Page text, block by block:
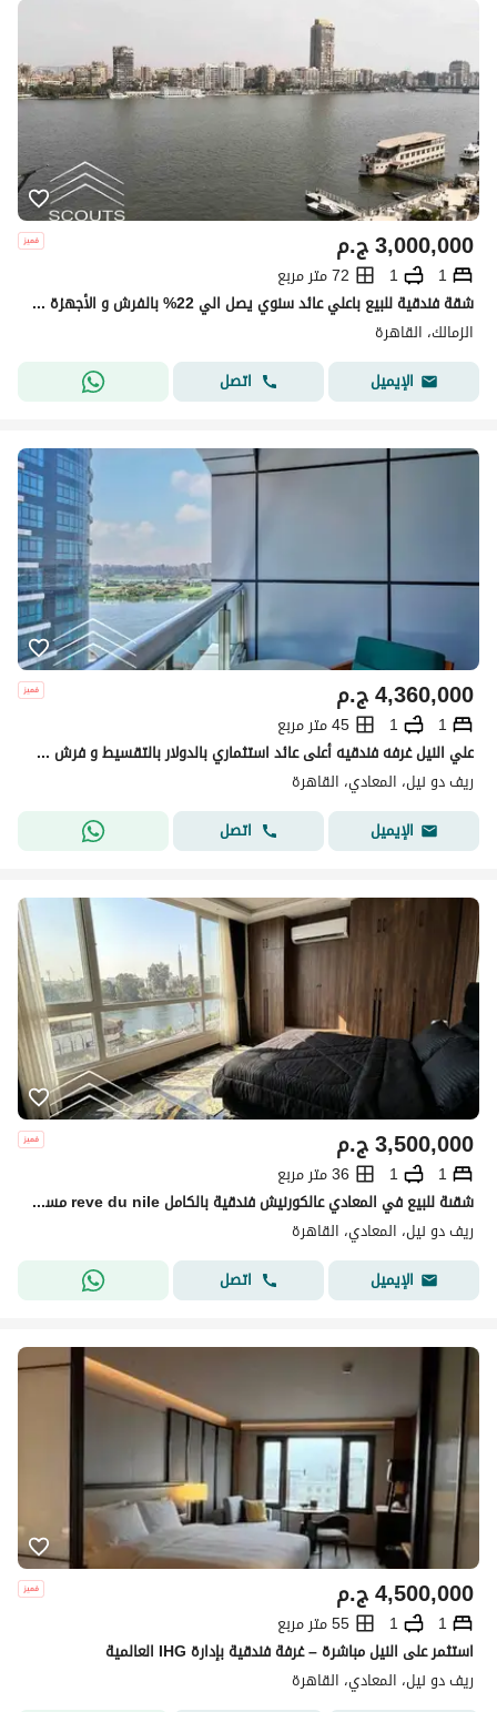
ج.م3,000,000
1
1
72 متر مربع
شقة فندقية للبيع باعلي عائد سنوي يصل الي 22% بالفرش و الأجهزة استلام قريب جاهز للمعاينة بالتقسيط علي اطول فترة سداد علي كورنيش النيل بجوار هيلتون
الزمالك، القاهرة
الإيميل
اتصل
ج.م4,360,000
1
1
45 متر مربع
علي النيل غرفه فندقيه أعلى عائد استثماري بالدولار بالتقسيط و فرش والاجهزه والتكيفات اقل سعر بجوار فندق هيلتون فيو الاهرامات ديركت علي كورنيش المعادي
ريف دو نيل، المعادي، القاهرة
الإيميل
اتصل
ج.م3,500,000
1
1
36 متر مربع
شقىة للبيع في المعادي عالكورنيش فندقية بالكامل reve du nile مساحة مميزة برايم لوكيشن بجوار هيلتون المعادي استثمار حقيقي
ريف دو نيل، المعادي، القاهرة
الإيميل
اتصل
ج.م4,500,000
1
1
55 متر مربع
استثمر على النيل مباشرة – غرفة فندقية بإدارة IHG العالمية
ريف دو نيل، المعادي، القاهرة